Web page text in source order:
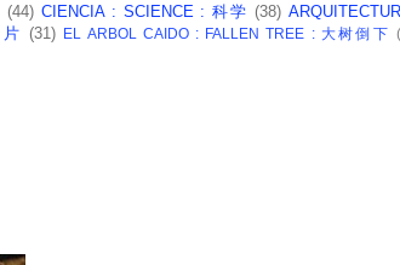
(44) CIENCIA : SCIENCE : 科学 (38)
片 (31) EL ARBOL CAIDO : FALLEN TREE : 大树倒下